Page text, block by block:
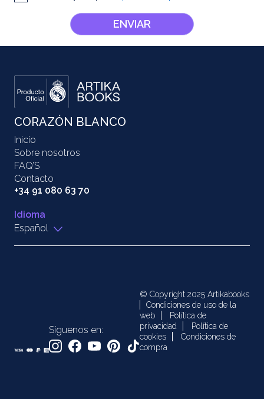
ENVIAR
CORAZÓN BLANCO
Inicio
Sobre nosotros
FAQ’S
Contacto
+34 91 080 63 70
Idioma
Español
Síguenos en:
© Copyright 2025 Artikabooks
Condiciones de uso de la
web
Política de
privacidad
Política de
cookies
Condiciones de
compra